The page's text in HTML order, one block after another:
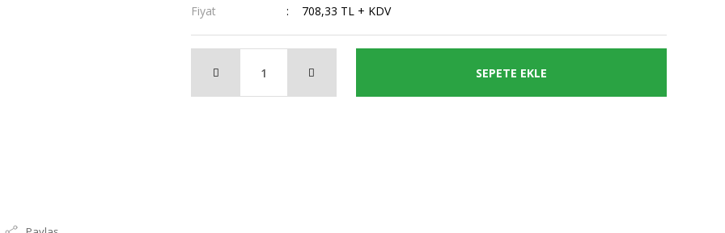
Fiyat
708,33 TL + KDV
SEPETE EKLE